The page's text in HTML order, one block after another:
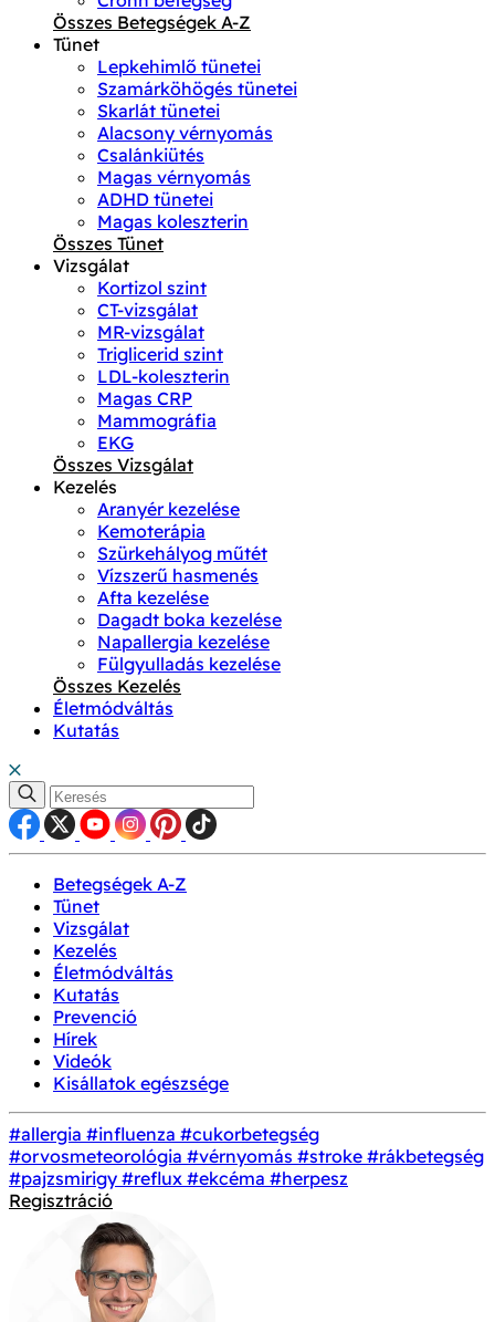
Összes Betegségek A-Z
Tünet
Lepkehimlő tünetei
Szamárköhögés tünetei
Skarlát tünetei
Alacsony vérnyomás
Csalánkiütés
Magas vérnyomás
ADHD tünetei
Magas koleszterin
Összes Tünet
Vizsgálat
Kortizol szint
CT-vizsgálat
MR-vizsgálat
Triglicerid szint
LDL-koleszterin
Magas CRP
Mammográfia
EKG
Összes Vizsgálat
Kezelés
Aranyér kezelése
Kemoterápia
Szürkehályog műtét
Vízszerű hasmenés
Afta kezelése
Dagadt boka kezelése
Napallergia kezelése
Fülgyulladás kezelése
Összes Kezelés
Életmódváltás
Kutatás
Betegségek A-Z
Tünet
Vizsgálat
Kezelés
Életmódváltás
Kutatás
Prevenció
Hírek
Videók
Kisállatok egészsége
#allergia #influenza #cukorbetegség
#orvosmeteorológia #vérnyomás #stroke #rákbetegség
#pajzsmirigy #reflux #ekcéma #herpesz
Regisztráció